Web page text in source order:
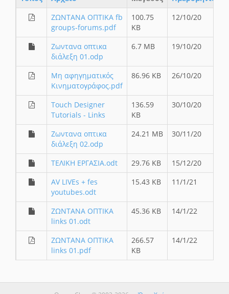
ΖΩΝΤΑΝΑ ΟΠΤΙΚΑ fb
groups-forums.pdf
100.75
KB
12/10/20
Ζωντανα οπτικα
διάλεξη 01.odp
6.7 MB 19/10/20
Μη αφηγηματικός
Κινηματογράφος.pdf
86.96 KB 26/10/20
Touch Designer
Tutorials - Links
136.59
KB
30/10/20
Ζωντανα οπτικα
διάλεξη 02.odp
24.21 MB 30/11/20
ΤΕΛΙΚΗ ΕΡΓΑΣΙΑ.odt 29.76 KB
15/12/20
AV LIVEs + fes
youtubes.odt
15.43 KB 11/1/21
ΖΩΝΤΑΝΑ ΟΠΤΙΚΑ
links 01.odt
45.36 KB 14/1/22
ΖΩΝΤΑΝΑ ΟΠΤΙΚΑ
links 01.pdf
266.57
KB
14/1/22